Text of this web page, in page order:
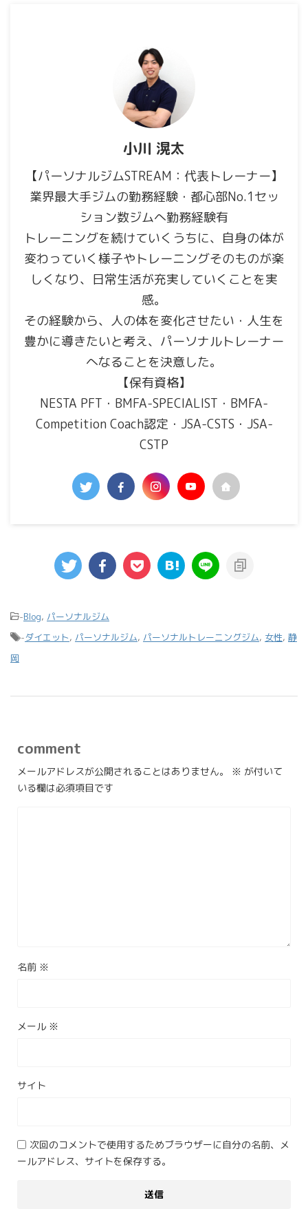
小川 滉太
【パーソナルジムSTREAM：代表トレーナー】
業界最大手ジムの勤務経験・都心部No.1セッ
ション数ジムへ勤務経験有
トレーニングを続けていくうちに、自身の体が
変わっていく様子やトレーニングそのものが楽
しくなり、日常生活が充実していくことを実
感。
その経験から、人の体を変化させたい・人生を
豊かに導きたいと考え、パーソナルトレーナー
へなることを決意した。
【保有資格】
NESTA PFT・BMFA-SPECIALIST・BMFA-
Competition Coach認定・JSA-CSTS・JSA-
CSTP
-Blog, パーソナルジム
-ダイエット, パーソナルジム, パーソナルトレーニングジム, 女性, 静
岡
comment
メールアドレスが公開されることはありません。 ※ が付いて
いる欄は必須項目です
名前 ※
メール ※
サイト
次回のコメントで使用するためブラウザーに自分の名前、メ
ールアドレス、サイトを保存する。